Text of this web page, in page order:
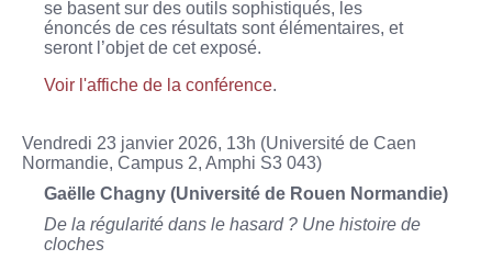
se basent sur des outils sophistiqués, les
énoncés de ces résultats sont élémentaires, et
seront l’objet de cet exposé.
Voir l'affiche de la conférence.
Vendredi 23 janvier 2026, 13h (Université de Caen
Normandie, Campus 2, Amphi S3 043)
Gaëlle Chagny (Université de Rouen Normandie)
De la régularité dans le hasard ? Une histoire de
cloches